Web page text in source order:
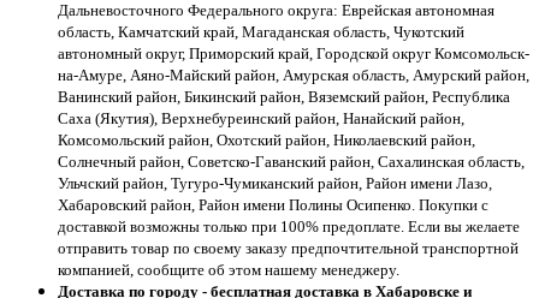
Дальневосточного Федерального округа: Еврейская автономная
область, Камчатский край, Магаданская область, Чукотский
автономный округ, Приморский край, Городской округ Комсомольск-
на-Амуре, Аяно-Майский район, Амурская область, Амурский район,
Ванинский район, Бикинский район, Вяземский район, Республика
Саха (Якутия), Верхнебуреинский район, Нанайский район,
Комсомольский район, Охотский район, Николаевский район,
Солнечный район, Советско-Гаванский район, Сахалинская область,
Ульчский район, Тугуро-Чумиканский район, Район имени Лазо,
Хабаровский район, Район имени Полины Осипенко. Покупки с
доставкой возможны только при 100% предоплате. Если вы желаете
отправить товар по своему заказу предпочтительной транспортной
компанией, сообщите об этом нашему менеджеру.
Доставка по городу - бесплатная доставка в Хабаровске и